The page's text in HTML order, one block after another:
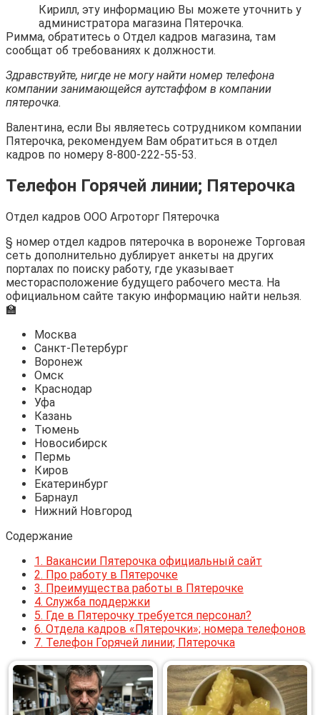
Кирилл, эту информацию Вы можете уточнить у
администратора магазина Пятерочка.
Римма, обратитесь о Отдел кадров магазина, там
сообщат об требованиях к должности.
Здравствуйте, нигде не могу найти номер телефона
компании занимающейся аутстаффом в компании
пятерочка.
Валентина, если Вы являетесь сотрудником компании
Пятерочка, рекомендуем Вам обратиться в отдел
кадров по номеру 8-800-222-55-53.
Телефон Горячей линии; Пятерочка
Отдел кадров ООО Агроторг Пятерочка
§ номер отдел кадров пятерочка в воронеже Торговая
сеть дополнительно дублирует анкеты на других
порталах по поиску работу, где указывает
месторасположение будущего рабочего места. На
официальном сайте такую информацию найти нельзя.
🏫
Москва
Санкт-Петербург
Воронеж
Омск
Краснодар
Уфа
Казань
Тюмень
Новосибирск
Пермь
Киров
Екатеринбург
Барнаул
Нижний Новгород
Содержание
1. Вакансии Пятерочка официальный сайт
2. Про работу в Пятерочке
3. Преимущества работы в Пятерочке
4. Служба поддержки
5. Где в Пятерочку требуется персонал?
6. Отдела кадров «Пятерочки»; номера телефонов
7. Телефон Горячей линии; Пятерочка